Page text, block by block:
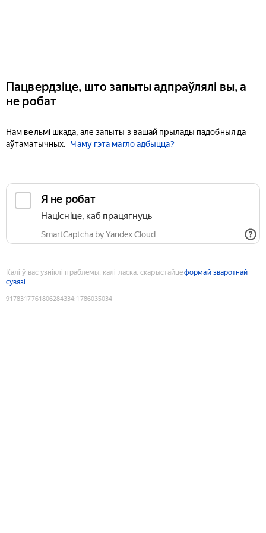
Пацвердзіце, што запыты адпраўлялі вы, а
не робат
Нам вельмі шкада, але запыты з вашай прылады падобныя да
аўтаматычных.
Чаму гэта магло адбыцца?
Я не робат
Націсніце, каб працягнуць
SmartCaptcha by Yandex Cloud
Калі ў вас узніклі праблемы, калі ласка, скарыстайцеформай зваротнай
сувязі
9178317761806284334:1786035034